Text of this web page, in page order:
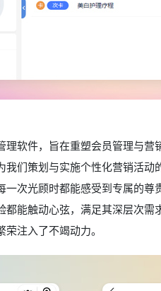
软件，旨在重塑会员管理与
们策划与实施个性化营销活
次光顾时都能感受到专属的
能触动心弦，满足其深层次
注入了不竭动力。